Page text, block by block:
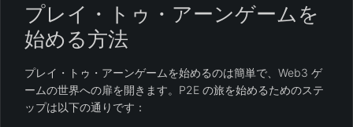
プレイ・トゥ・アーンゲームを
始める方法
プレイ・トゥ・アーンゲームを始めるのは簡単で、Web3 ゲ
ームの世界への扉を開きます。P2E の旅を始めるためのステ
ップは以下の通りです：